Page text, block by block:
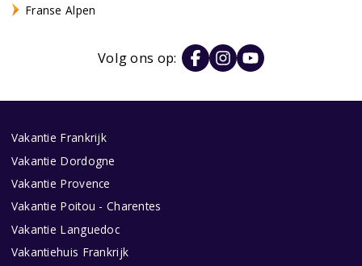
Franse Alpen
Volg ons op:
Vakantie Frankrijk
Vakantie Dordogne
Vakantie Provence
Vakantie Poitou - Charentes
Vakantie Languedoc
Vakantiehuis Frankrijk